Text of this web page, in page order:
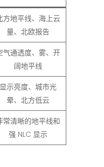
方地平线、海上云
量、北欧报告
气通透度、雾、开
阔地平线
显示亮度、城市光
晕、北方低云
常清晰的地平线和
强 NLC 显示